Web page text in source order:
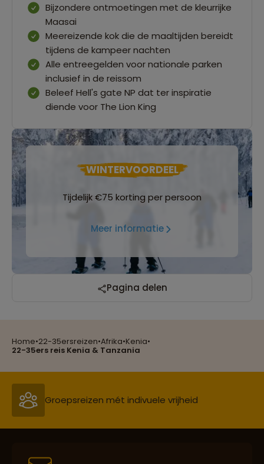
Home•22-35ersreizen•Afrika•Kenia•
22-35ers reis Kenia & Tanzania
Bijzondere ontmoetingen met de kleurrijke
Maasai
Meereizende kok die de maaltijden bereidt
tijdens de kampeer nachten
Alle entreegelden voor nationale parken
inclusief in de reissom
Beleef Hell's gate NP dat ter inspiratie
diende voor The Lion King
WINTERVOORDEEL
Tijdelijk €75 korting per persoon
Meer informatie
Pagina delen
Reizen met oog voor mens, cultuur en milieu
Groepsreizen mét indivuele vrijheid
Persoonlijk en deskundig reisadvies